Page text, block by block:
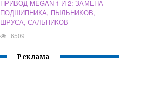
ПРИВОД MEGAN 1 И 2: ЗАМЕНА
ПОДШИПНИКА, ПЫЛЬНИКОВ,
ШРУСА, САЛЬНИКОВ
6509
Реклама